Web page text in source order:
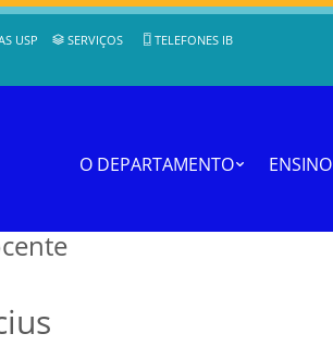
USP SERVIÇOS TELEFONES IB
O DEPARTAMENTO ENSINO